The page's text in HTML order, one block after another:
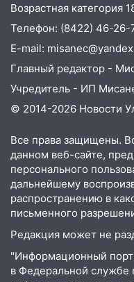
11:50 Заснул
случайно
приговор
11:38 В
полностью
сарай
ЕГЭ с 2027 года
11:25 В
нарушителей на
площадках
11:20
Валерия
золота в
Возрастная категория
Телефон: (8422) 46-26-
E-mail:
Главный редактор -
Учредитель - ИП
© 2014-2026 Новости
Все права защищены.
данном веб-сайте,
персонального
дальнейшему
распространению в
письменного
Редакция может не
"Информационный
в Федеральной службе